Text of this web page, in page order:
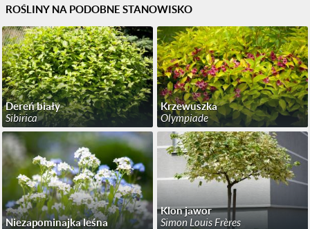
ROŚLINY NA PODOBNE STANOWISKO
Dereń biały
Sibirica
Krzewuszka
Olympiade
Niezapominajka leśna
Klon jawor
Simon Louis Frères